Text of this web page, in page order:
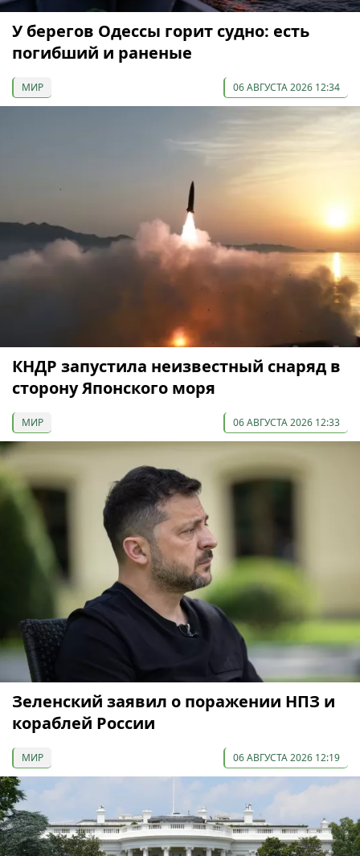
У берегов Одессы горит судно: есть
погибший и раненые
МИР 06 АВГУСТА 2026 12:34
КНДР запустила неизвестный снаряд в
сторону Японского моря
МИР 06 АВГУСТА 2026 12:33
Зеленский заявил о поражении НПЗ и
кораблей России
МИР 06 АВГУСТА 2026 12:19